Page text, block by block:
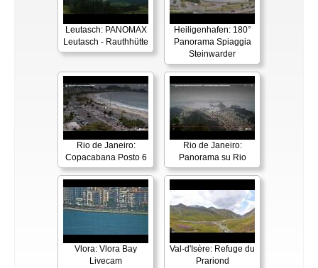
Leutasch: PANOMAX
Leutasch - Rauthhütte
Heiligenhafen: 180°
Panorama Spiaggia
Steinwarder
Rio de Janeiro:
Copacabana Posto 6
Rio de Janeiro:
Panorama su Rio
Vlora: Vlora Bay
Livecam
Val-d'Isère: Refuge du
Prariond